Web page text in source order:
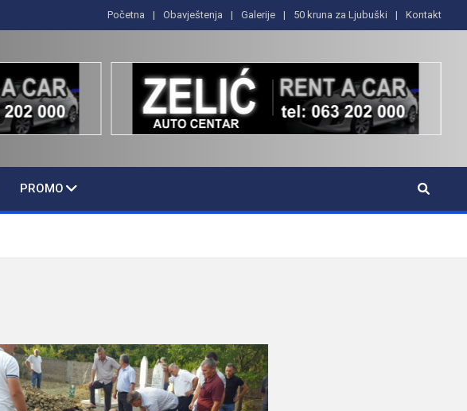
Početna Obavještenja Galerije 50 kruna za Ljubuški Kontakt
PROMO